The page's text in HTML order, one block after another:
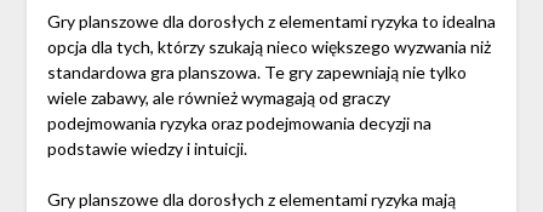
Gry planszowe dla dorosłych z elementami ryzyka to idealna
opcja dla tych, którzy szukają nieco większego wyzwania niż
standardowa gra planszowa. Te gry zapewniają nie tylko
wiele zabawy, ale również wymagają od graczy
podejmowania ryzyka oraz podejmowania decyzji na
podstawie wiedzy i intuicji.
Gry planszowe dla dorosłych z elementami ryzyka mają